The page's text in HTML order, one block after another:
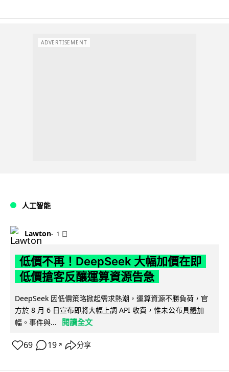
ADVERTISEMENT
人工智能
Lawton 1 日
低價不再！DeepSeek 大幅加價在即
低價搶客反釀運算資源告急
DeepSeek 因低價策略掀起需求熱潮，運算資源不勝負荷，官
方於 8 月 6 日宣布即將大幅上調 API 收費，惟未公布具體加
幅。事件與...
閱讀全文
69 19 ↗ 分享